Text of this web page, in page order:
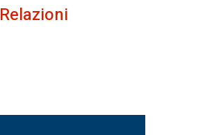
Relazioni